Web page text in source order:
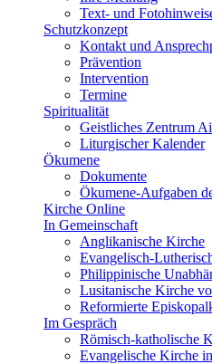
Text- und
Schutzkonzept
Kontakt und
Prävention
Intervention
Termine
Spiritualität
Geistliches Zentrum
Liturgischer Kalender
Ökumene
Dokumente
Ökumene-Aufgaben
Kirche Online
In Gemeinschaft
Anglikanische Kirche
Evangelisch-
Philippinische
Lusitanische Kirche
Reformierte
Im Gespräch
Römisch-katholische
Evangelische Kirche